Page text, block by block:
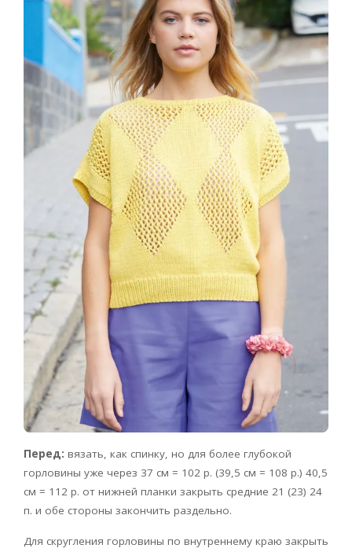
Перед: вязать, как спинку, но для более глубокой
горловины уже через 37 см = 102 р. (39,5 см = 108 р.) 40,5
см = 112 р. от нижней планки закрыть средние 21 (23) 24
п. и обе стороны закончить раздельно.
Для скругления горловины по внутреннему краю закрыть